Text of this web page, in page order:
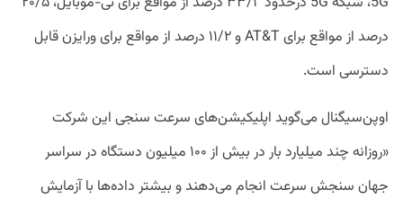
درصد از مواقع برای AT&T و ۱۱/۲ درصد از مواقع برای ورایزن قابل
دسترسی است.
اوپن‌سیگنال می‌گوید اپلیکیشن‌های سرعت سنجی این شرکت
«روزانه چند میلیارد بار در بیش از ۱۰۰ میلیون دستگاه در سراسر
جهان سنجش سرعت انجام می‌دهند و بیشتر داده‌ها با آزمایش